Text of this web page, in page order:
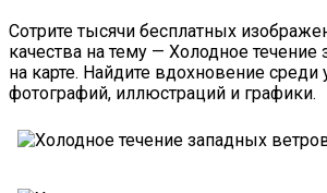
Сотрите тысячи бесплатных
качества на тему — Холодное течение
на карте. Найдите вдохновение среди
фотографий, иллюстраций и графики.